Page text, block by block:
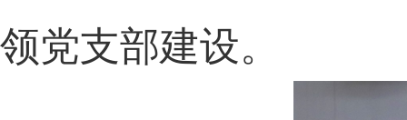
领党支部建设。